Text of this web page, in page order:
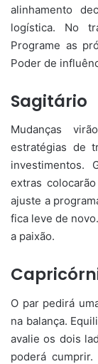
alinhamento
logística. No
Programe as
Poder de
Sagitário
Mudanças
estratégias de
investimentos.
extras
ajuste a
fica leve de
a paixão.
O par pedirá
na balança.
avalie os dois
poderá